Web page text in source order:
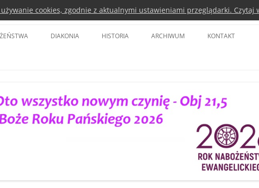
Augsburska w RP
DIAKONIA
EWANGELICKIE CENTRUM
DIAKONII I EDUKACJI
HISTORIA ARCHIWUM KONTAKT
cookies, zgodnie z aktualnymi ustawieniami przeglądarki. Czytaj